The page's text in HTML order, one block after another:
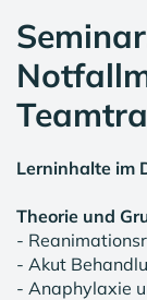
Lerninhalte im
Theorie und
-
- Akut
- Anaphylaxie